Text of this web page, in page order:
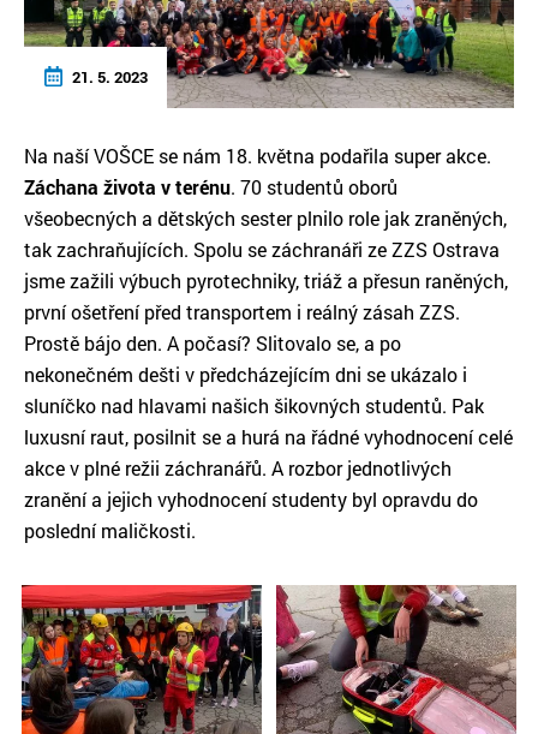
21. 5. 2023
Na naší VOŠCE se nám 18. května podařila super akce.
Záchana života v terénu. 70 studentů oborů
všeobecných a dětských sester plnilo role jak zraněných,
tak zachraňujících. Spolu se záchranáři ze ZZS Ostrava
jsme zažili výbuch pyrotechniky, triáž a přesun raněných,
první ošetření před transportem i reálný zásah ZZS.
Prostě bájo den. A počasí? Slitovalo se, a po
nekonečném dešti v předcházejícím dni se ukázalo i
sluníčko nad hlavami našich šikovných studentů. Pak
luxusní raut, posilnit se a hurá na řádné vyhodnocení celé
akce v plné režii záchranářů. A rozbor jednotlivých
zranění a jejich vyhodnocení studenty byl opravdu do
poslední maličkosti.